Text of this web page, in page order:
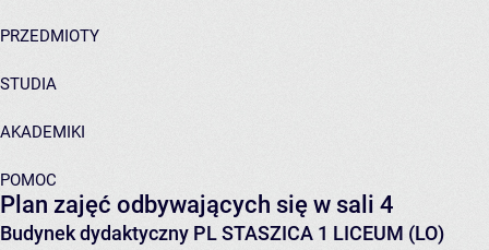
PRZEDMIOTY
STUDIA
AKADEMIKI
POMOC
Plan zajęć odbywających się w sali 4
Budynek dydaktyczny PL STASZICA 1 LICEUM (LO)